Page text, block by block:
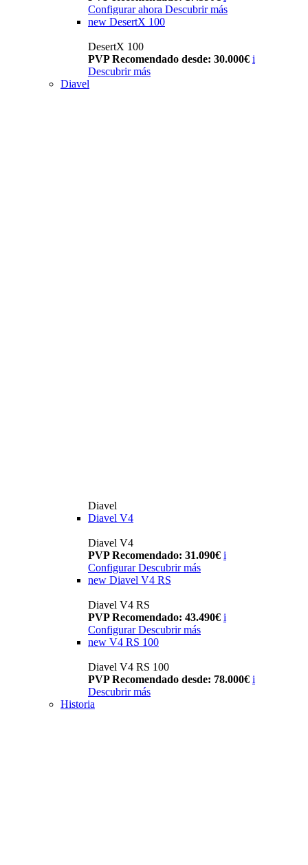
Configurar ahora Descubrir más
new DesertX 100
DesertX 100
PVP Recomendado desde: 30.000€ i
Descubrir más
Diavel
Diavel
Diavel V4
Diavel V4
PVP Recomendado: 31.090€ i
Configurar Descubrir más
new Diavel V4 RS
Diavel V4 RS
PVP Recomendado: 43.490€ i
Configurar Descubrir más
new V4 RS 100
Diavel V4 RS 100
PVP Recomendado desde: 78.000€ i
Descubrir más
Historia